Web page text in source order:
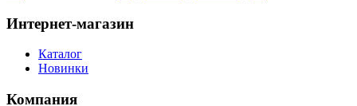
Интернет-магазин
Каталог
Новинки
Компания